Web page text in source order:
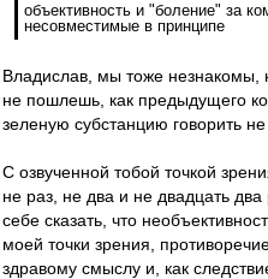
объективность и "боление" за
несовместимые в принципе
Владислав, мы тоже незнакомы,
не пошлешь, как предыдущего
зеленую субстанцию говорить не
С озвученной тобой точкой
не раз, не два и не двадцать
себе сказать, что
моей точки зрения,
здравому смыслу и, как